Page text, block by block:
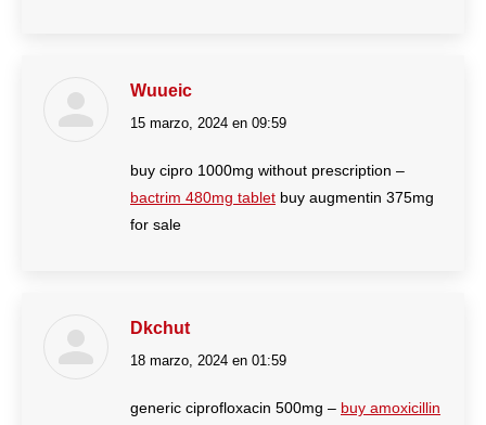
Wuueic
dice:
15 marzo, 2024 en 09:59
buy cipro 1000mg without prescription –
bactrim 480mg tablet buy augmentin 375mg
for sale
Dkchut
dice:
18 marzo, 2024 en 01:59
generic ciprofloxacin 500mg – buy amoxicillin